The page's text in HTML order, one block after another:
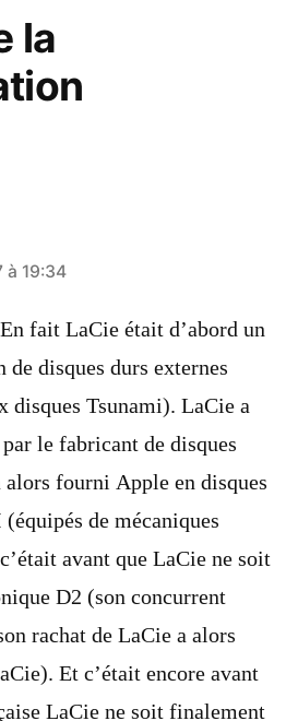
la
à 19:34
fait LaCie était d’abord un
disques durs externes
disques Tsunami). LaCie a
le fabricant de disques
alors fourni Apple en disques
de mécaniques
avant que LaCie ne soit
D2 (son concurrent
rachat de LaCie a alors
Et c’était encore avant
LaCie ne soit finalement